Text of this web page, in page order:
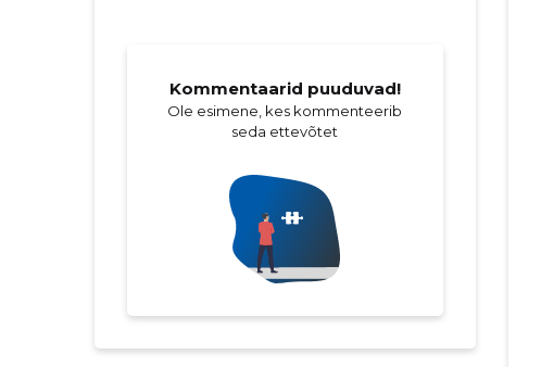
Kommentaarid puuduvad!
Ole esimene, kes kommenteerib
seda ettevõtet